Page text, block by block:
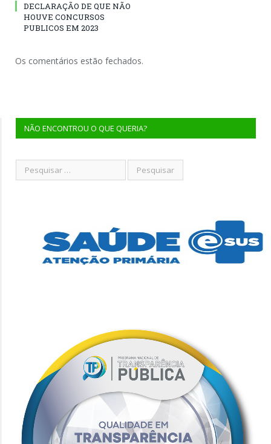
DECLARAÇÃO DE QUE NÃO
HOUVE CONCURSOS
PUBLICOS EM 2023
Os comentários estão fechados.
NÃO ENCONTROU O QUE QUERIA?